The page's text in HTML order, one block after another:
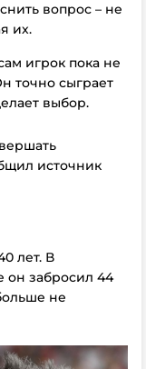
вопрос – не
их.
игрок пока не
точно сыграет
выбор.
источник
лет. В
забросил 44
не